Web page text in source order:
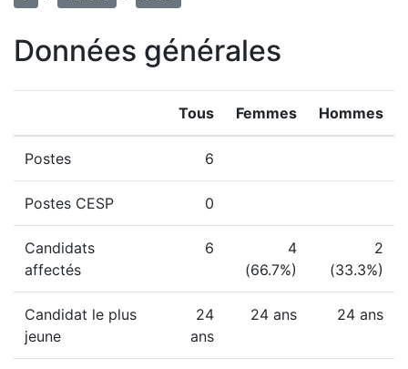
Données générales
Tous Femmes Hommes
Postes 6
Postes CESP 0
Candidats
affectés
6
4
(66.7%)
2
(33.3%)
Candidat le plus
jeune
24
ans
24 ans 24 ans